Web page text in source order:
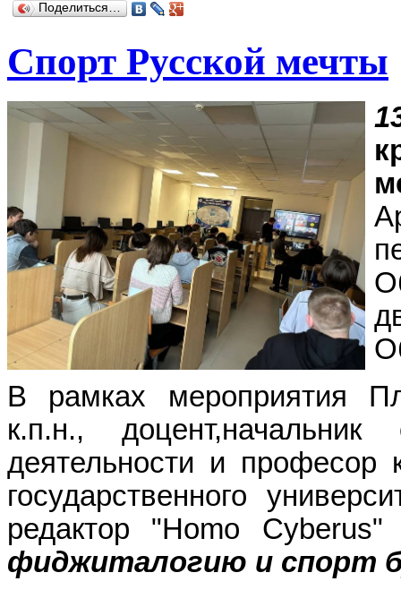
Поделиться…
Спорт Русской мечты
В рамках мероприятия
к.п.н.,
деятельности и професор
государственного
редактор "Homo
фиджиталогию и спорт